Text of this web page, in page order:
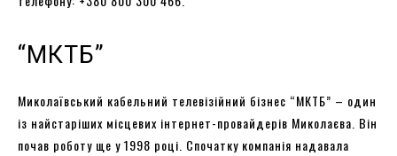
“МКТБ”
Миколаївський кабельний телевізійний бізнес “МКТБ” – один
із найстаріших місцевих інтернет-провайдерів Миколаєва. Він
почав роботу ще у 1998 році. Спочатку компанія надавала